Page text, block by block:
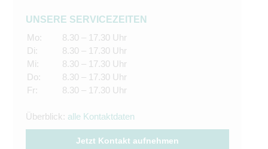
UNSERE SERVICEZEITEN
Mo:
Di:
Mi:
Do:
Fr:
8.30 – 17.30 Uhr
8.30 – 17.30 Uhr
8.30 – 17.30 Uhr
8.30 – 17.30 Uhr
8.30 – 17.30 Uhr
Überblick: alle Kontaktdaten
Jetzt Kontakt aufnehmen